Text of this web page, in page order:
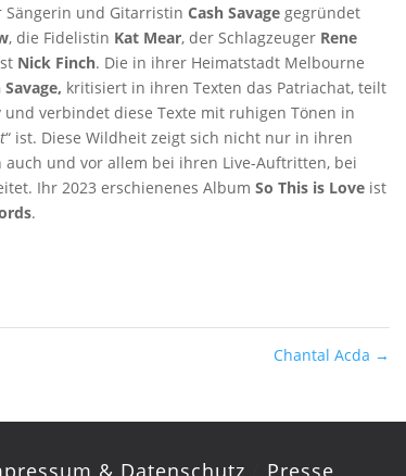
Sängerin und GitarristinCash Savage gegründet
, die Fidelistin Kat Mear, der Schlagzeuger Rene
Nick Finch. Die in ihrer Heimatstadt Melbourne
Savage, kritisiert in ihren Texten das Patriachat, teilt
verbindet diese Texte mit ruhigen Tönen in
“ ist. Diese Wildheit zeigt sich nicht nur in ihren
auch und vor allem bei ihren Live-Auftritten, bei
Ihr 2023 erschienenes AlbumSo This is Love ist
.
Chantal Acda →